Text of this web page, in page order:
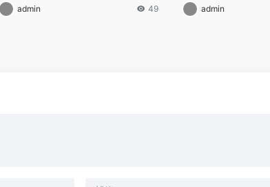
admin 49 admin